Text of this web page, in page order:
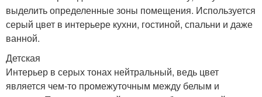
выделить определенные зоны помещения. Используется
серый цвет в интерьере кухни, гостиной, спальни и даже
ванной.
Детская
Интерьер в серых тонах нейтральный, ведь цвет
является чем-то промежуточным между белым и